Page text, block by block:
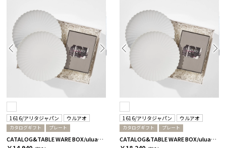
1616/アリタジャパン ウルアオ
カタログギフト プレート
CATALOG&TABLE WARE BOX/uluao/パレスプレート220 2枚セット/全5種 イヴェット
1616/アリタジャパン ウルアオ
カタログギフト プレート
CATALOG&TABLE WARE BOX/uluao/パレスプレート220 2枚セット/全5種 ザグーアン